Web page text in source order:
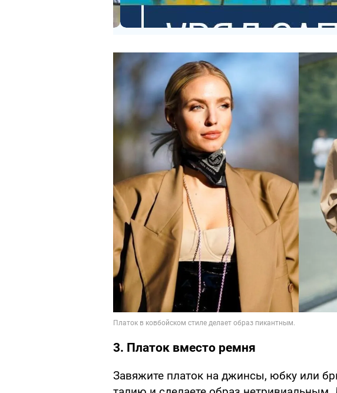
3. Платок вместо ремня
Завяжите платок на джинсы, юбку или